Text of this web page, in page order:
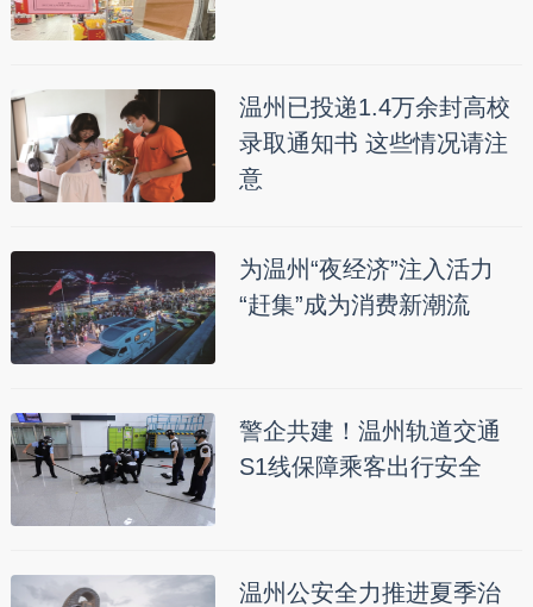
温州已投递1.4万余封高校
录取通知书 这些情况请注
意
为温州“夜经济”注入活力
“赶集”成为消费新潮流
警企共建！温州轨道交通
S1线保障乘客出行安全
温州公安全力推进夏季治